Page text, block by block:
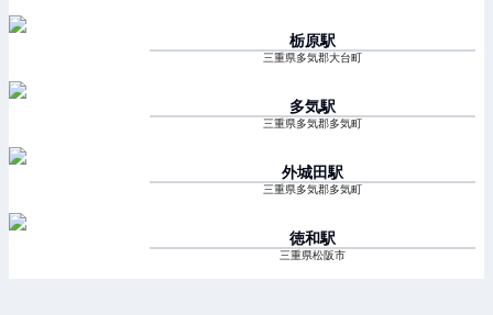
栃原駅
三重県多気郡大台町
多気駅
三重県多気郡多気町
外城田駅
三重県多気郡多気町
徳和駅
三重県松阪市